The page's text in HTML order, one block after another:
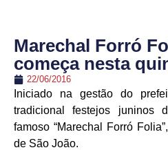
Marechal Forró
começa nesta
22/06/2016
Iniciado na gestão do
tradicional festejos juninos
famoso “Marechal Forró
de São João.